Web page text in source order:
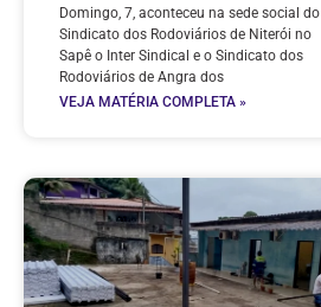
Domingo, 7, aconteceu na sede social do
Sindicato dos Rodoviários de Niterói no
Sapê o Inter Sindical e o Sindicato dos
Rodoviários de Angra dos
VEJA MATÉRIA COMPLETA »